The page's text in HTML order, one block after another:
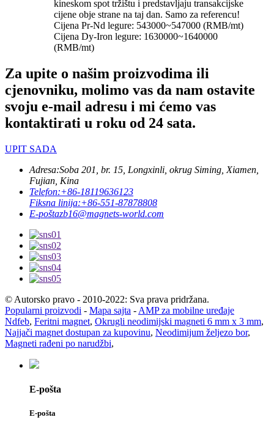
kineskom spot tržištu i predstavljaju transakcijske
cijene obje strane na taj dan. Samo za referencu!
Cijena Pr-Nd legure: 543000~547000 (RMB/mt)
Cijena Dy-Iron legure: 1630000~1640000
(RMB/mt)
Za upite o našim proizvodima ili
cjenovniku, molimo vas da nam ostavite
svoju e-mail adresu i mi ćemo vas
kontaktirati u roku od 24 sata.
UPIT SADA
Adresa:Soba 201, br. 15, Longxinli, okrug Siming, Xiamen,
Fujian, Kina
Telefon:+86-18119636123
Fiksna linija:+86-551-87878808
E-poštazb16@magnets-world.com
© Autorsko pravo - 2010-2022: Sva prava pridržana.
Popularni proizvodi - Mapa sajta - AMP za mobilne uređaje
Ndfeb, Feritni magnet, Okrugli neodimijski magneti 6 mm x 3 mm,
Najjači magnet dostupan za kupovinu, Neodimijum željezo bor,
Magneti rađeni po narudžbi,
E-pošta
E-pošta